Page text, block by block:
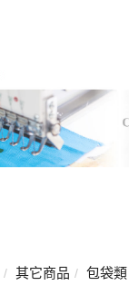
其它商品 包袋類